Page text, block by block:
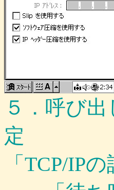
５．呼び
定
「TCP/IP